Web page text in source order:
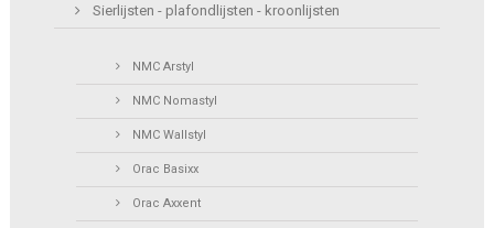
Sierlijsten - plafondlijsten - kroonlijsten
NMC Arstyl
NMC Nomastyl
NMC Wallstyl
Orac Basixx
Orac Axxent